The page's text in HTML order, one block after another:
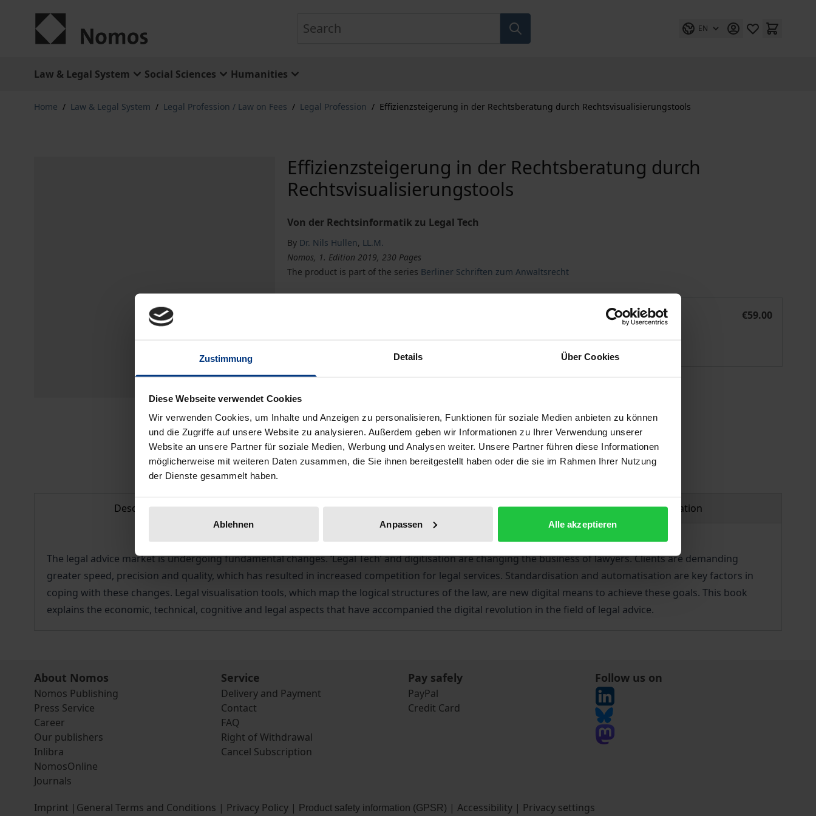
Zustimmung Details Über Cookies
Diese Webseite verwendet Cookies
Wir verwenden Cookies, um Inhalte und Anzeigen zu personalisieren, Funktionen für soziale Medien anbieten zu können
und die Zugriffe auf unsere Website zu analysieren. Außerdem geben wir Informationen zu Ihrer Verwendung unserer
Website an unsere Partner für soziale Medien, Werbung und Analysen weiter. Unsere Partner führen diese Informationen
möglicherweise mit weiteren Daten zusammen, die Sie ihnen bereitgestellt haben oder die sie im Rahmen Ihrer Nutzung
der Dienste gesammelt haben.
Ablehnen Anpassen Alle akzeptieren
EN
Law & Legal System Social Sciences Humanities
Home / Law & Legal System / Legal Profession / Law on Fees / Legal Profession / Effizienzsteigerung in der Rechtsberatung durch Rechtsvisualisierungstools
Effizienzsteigerung in der Rechtsberatung durch
Rechtsvisualisierungstools
Von der Rechtsinformatik zu Legal Tech
By Dr. Nils Hullen, LL.M.
Nomos, 1. Edition 2019, 230 Pages
The product is part of the series Berliner Schriften zum Anwaltsrecht
Effizienzsteigerung in der Rechtsberatung durch
€59.00
Available
Add to Cart Add to Wish List
Delivery cost notice
Description Bibliographical data Product safety information
The legal advice market is undergoing fundamental changes. ‘Legal Tech’ and digitisation are changing the business of lawyers. Clients are demanding
greater speed, precision and quality, which has resulted in increased competition for legal services. Standardisation and automatisation are key factors in
coping with these changes. Legal visualisation tools, which map the logical structures of the law, are new digital means to achieve these goals. This book
explains the economic, technical, cognitive and legal aspects that have accompanied the digital revolution in the field of legal advice.
About Nomos
Nomos Publishing
Press Service
Career
Our publishers
Inlibra
NomosOnline
Journals
Service
Delivery and Payment
Contact
FAQ
Right of Withdrawal
Cancel Subscription
Pay safely
PayPal
Credit Card
Follow us on
Imprint | General Terms and Conditions | Privacy Policy | Product safety information (GPSR) | Accessibility | Privacy settings